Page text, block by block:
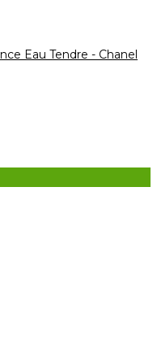
Eau Tendre - Chanel